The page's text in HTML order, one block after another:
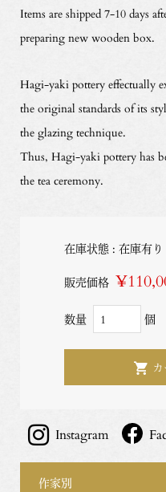
Items are shipped 7-10 days
preparing new wooden box.
Hagi-yaki pottery effectually
the original standards of its
the glazing technique.
Thus, Hagi-yaki pottery has
the tea ceremony.
在庫状態 : 在庫有り
販売価格
数量 個
Instagram
作家別